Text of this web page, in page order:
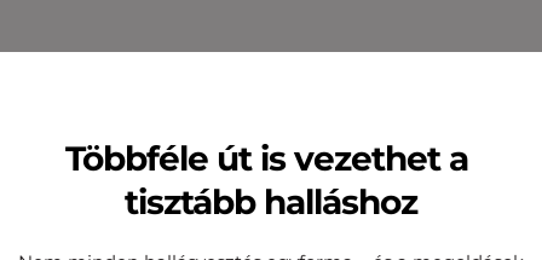
Többféle út is vezethet a
tisztább halláshoz